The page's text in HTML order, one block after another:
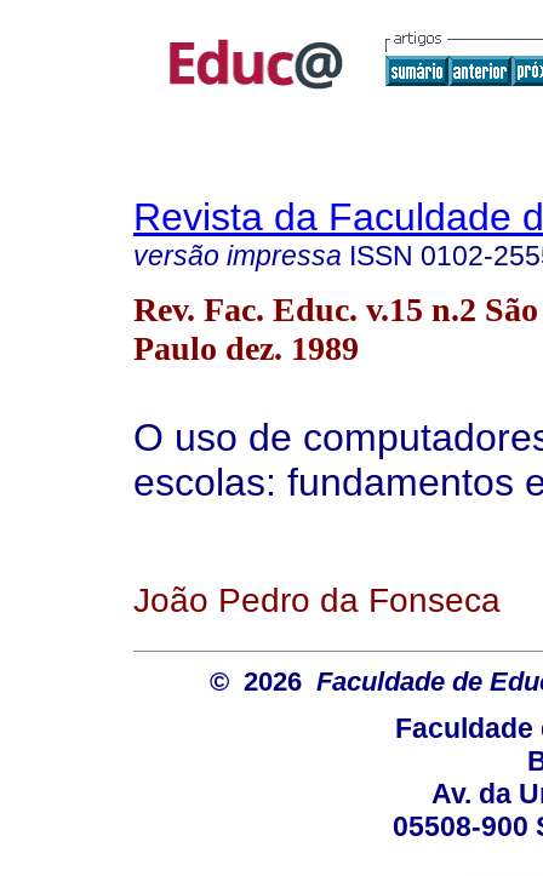
Revista da Faculdade
versão impressa ISSN 0102-
Rev. Fac. Educ. v.15 n.2 São
Paulo dez. 1989
O uso de
escolas: fundamentos
João Pedro da Fonseca
© 2026 Faculdade de
Faculdade
Av. da
05508-900